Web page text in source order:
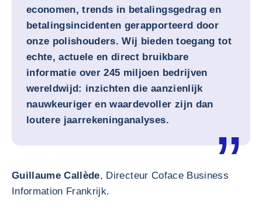
economen, trends in betalingsgedrag en
betalingsincidenten gerapporteerd door
onze polishouders. Wij bieden toegang tot
echte, actuele en direct bruikbare
informatie over 245 miljoen bedrijven
wereldwijd: inzichten die aanzienlijk
nauwkeuriger en waardevoller zijn dan
loutere jaarrekeninganalyses.
Guillaume Callède, Directeur Coface Business
Information Frankrijk.